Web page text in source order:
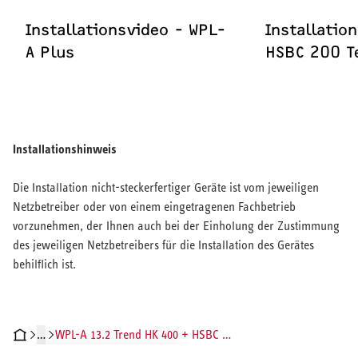
Installationsvideo - WPL-
A Plus
HSBC 200
Installationshinweis
Die Installation nicht-steckerfertiger Geräte ist vom jeweiligen
Netzbetreiber oder von einem eingetragenen Fachbetrieb
vorzunehmen, der Ihnen auch bei der Einholung der Zustimmung
des jeweiligen Netzbetreibers für die Installation des Gerätes
behilflich ist.
DATENDOKUMENTEINSTALLATIONSVIDEOS
… WPL-A 13.2 Trend HK 400 + HSBC 200